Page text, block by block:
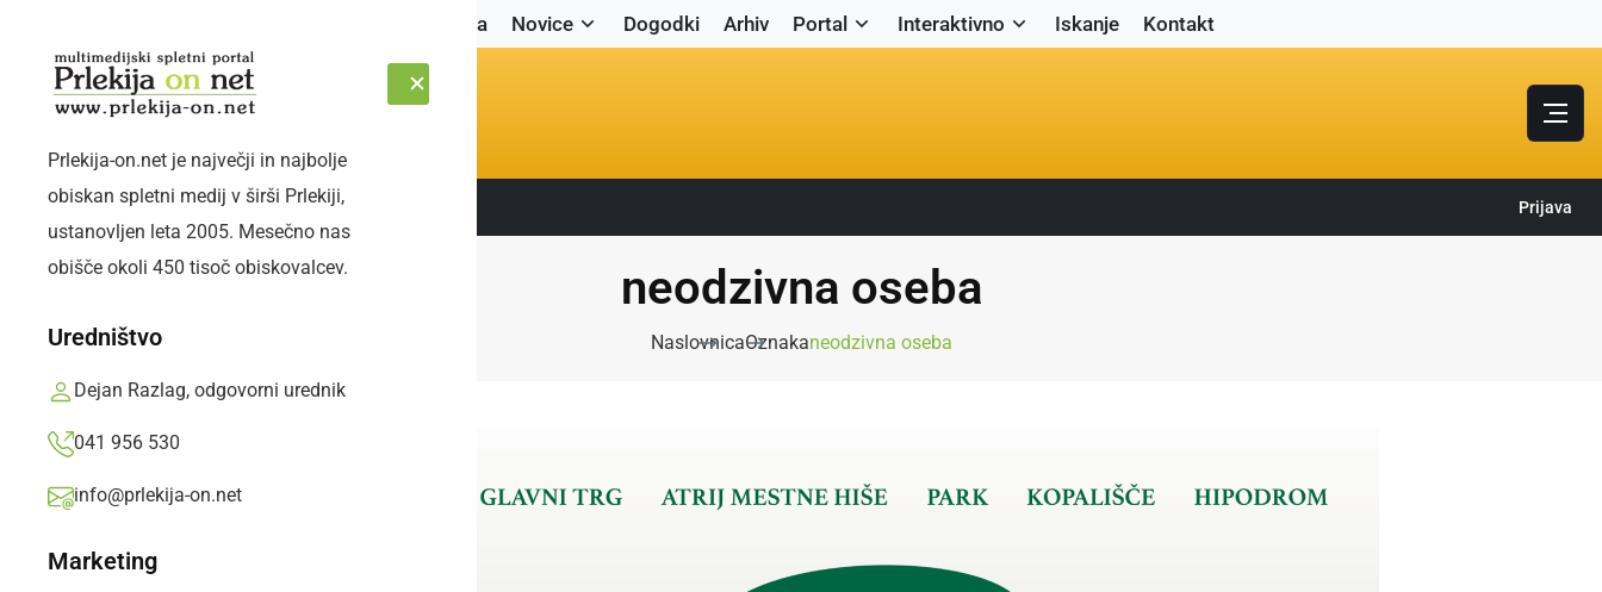
Naslovnica Novice Dogodki Arhiv Portal Interaktivno Iskanje Kontakt
SOBOTA, 8. AVGUST 2026 Sledite nam: Prijava
Prlekija-on.net je največji in najbolje
obiskan spletni medij v širši Prlekiji,
ustanovljen leta 2005. Mesečno nas
obišče okoli 450 tisoč obiskovalcev.
Uredništvo
Dejan Razlag, odgovorni urednik
041 956 530
info@prlekija-on.net
Marketing
neodzivna oseba
NaslovnicaOznakaneodzivna oseba